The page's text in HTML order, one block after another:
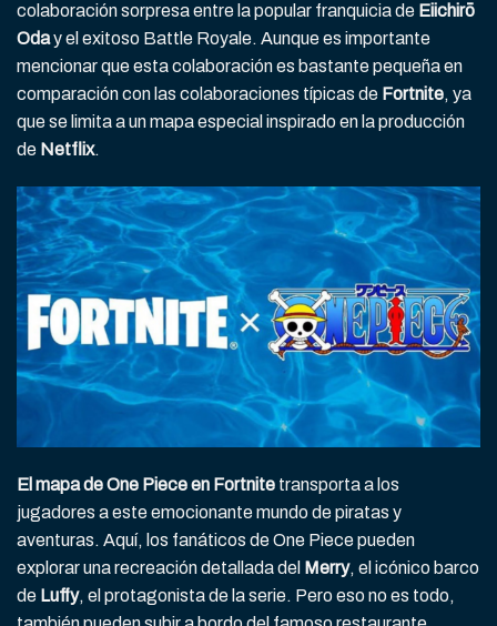
colaboración sorpresa entre la popular franquicia de Eiichirō
Oday el exitoso Battle Royale. Aunque es importante
mencionar que esta colaboración es bastante pequeña en
comparación con las colaboraciones típicas de Fortnite, ya
que se limita a un mapa especial inspirado en la producción
de Netflix.
El mapa de One Piece en Fortnite transporta a los
jugadores a este emocionante mundo de piratas y
aventuras. Aquí, los fanáticos de One Piece pueden
explorar una recreación detallada del Merry, el icónico barco
de Luffy, el protagonista de la serie. Pero eso no es todo,